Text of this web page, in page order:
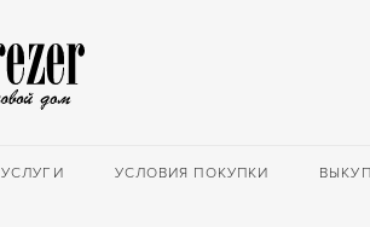
УСЛУГИ УСЛОВИЯ ПОКУПКИ ВЫКУП